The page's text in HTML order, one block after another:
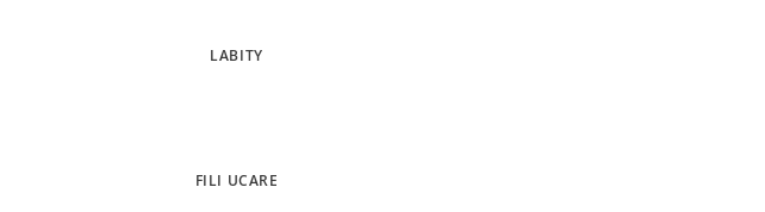
LABITY
FILI UCARE